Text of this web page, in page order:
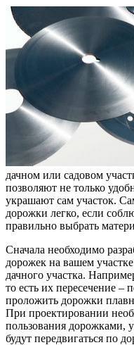
дачном или садовом
позволяют не только
украшают сам участок.
дорожки легко, если
правильно выбрать
Сначала необходимо
дорожек на вашем
дачного участка.
то есть их пересечение
проложить дорожки
При проектировании
пользования дорожками,
будут передвигаться по